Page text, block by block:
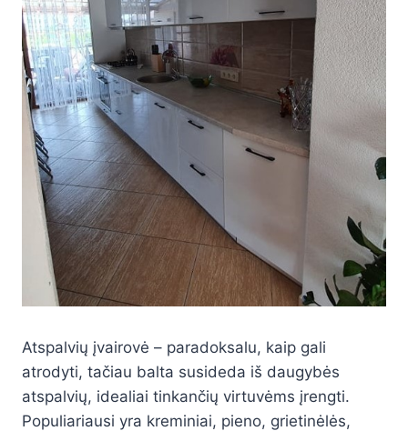
Atspalvių įvairovė – paradoksalu, kaip gali
atrodyti, tačiau balta susideda iš daugybės
atspalvių, idealiai tinkančių virtuvėms įrengti.
Populiariausi yra kreminiai, pieno, grietinėlės,